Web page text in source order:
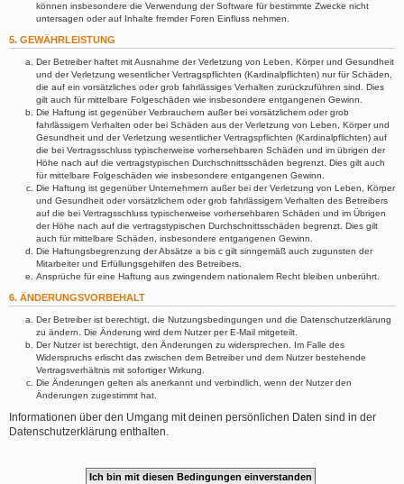
können insbesondere die Verwendung der Software für bestimmte Zwecke nicht
untersagen oder auf Inhalte fremder Foren Einfluss nehmen.
5. GEWÄHRLEISTUNG
Der Betreiber haftet mit Ausnahme der Verletzung von Leben, Körper und Gesundheit
und der Verletzung wesentlicher Vertragspflichten (Kardinalpflichten) nur für Schäden,
die auf ein vorsätzliches oder grob fahrlässiges Verhalten zurückzuführen sind. Dies
gilt auch für mittelbare Folgeschäden wie insbesondere entgangenen Gewinn.
Die Haftung ist gegenüber Verbrauchern außer bei vorsätzlichem oder grob
fahrlässigem Verhalten oder bei Schäden aus der Verletzung von Leben, Körper und
Gesundheit und der Verletzung wesentlicher Vertragspflichten (Kardinalpflichten) auf
die bei Vertragsschluss typischerweise vorhersehbaren Schäden und im übrigen der
Höhe nach auf die vertragstypischen Durchschnittsschäden begrenzt. Dies gilt auch
für mittelbare Folgeschäden wie insbesondere entgangenen Gewinn.
Die Haftung ist gegenüber Unternehmern außer bei der Verletzung von Leben, Körper
und Gesundheit oder vorsätzlichem oder grob fahrlässigem Verhalten des Betreibers
auf die bei Vertragsschluss typischerweise vorhersehbaren Schäden und im Übrigen
der Höhe nach auf die vertragstypischen Durchschnittsschäden begrenzt. Dies gilt
auch für mittelbare Schäden, insbesondere entgangenen Gewinn.
Die Haftungsbegrenzung der Absätze a bis c gilt sinngemäß auch zugunsten der
Mitarbeiter und Erfüllungsgehilfen des Betreibers.
Ansprüche für eine Haftung aus zwingendem nationalem Recht bleiben unberührt.
6. ÄNDERUNGSVORBEHALT
Der Betreiber ist berechtigt, die Nutzungsbedingungen und die Datenschutzerklärung
zu ändern. Die Änderung wird dem Nutzer per E-Mail mitgeteilt.
Der Nutzer ist berechtigt, den Änderungen zu widersprechen. Im Falle des
Widerspruchs erlischt das zwischen dem Betreiber und dem Nutzer bestehende
Vertragsverhältnis mit sofortiger Wirkung.
Die Änderungen gelten als anerkannt und verbindlich, wenn der Nutzer den
Änderungen zugestimmt hat.
Informationen über den Umgang mit deinen persönlichen Daten sind in der
Datenschutzerklärung enthalten.